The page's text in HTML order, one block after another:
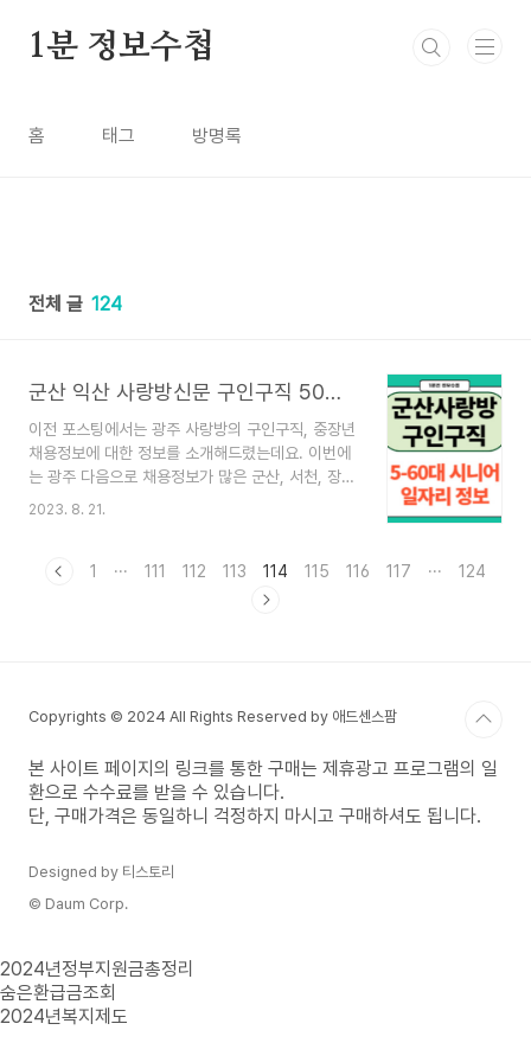
1분 정보수첩
홈 태그 방명록
전체 글 124
군산 익산 사랑방신문 구인구직 50대 60대 일자리정보(서천 장항)
이전 포스팅에서는 광주 사랑방의 구인구직, 중장년
채용정보에 대한 정보를 소개해드렸는데요. 이번에
는 광주 다음으로 채용정보가 많은 군산, 서천, 장
항, 익산의 사랑방신문 구인구직 정보와 군산에서
종이신문 그대로 보기를 원하시는 분들이 많은데 아
래 한달치의 종이신문을 볼 수 있는 방법도 안내드
있는 전라도 최대의 포털 사이트입니다. 광주에서
업을 찾기 위해 광주 ..
2023. 8. 21.
1 ··· 111 112 113 114 115 116 117 ··· 124
Copyrights © 2024 All Rights Reserved by 애드센스팜
본 사이트 페이지의 링크를 통한 구매는 제휴광고 프로그램의 일
환으로 수수료를 받을 수 있습니다.
단, 구매가격은 동일하니 걱정하지 마시고 구매하셔도 됩니다.
Designed by 티스토리
© Daum Corp.
2024년정부지원금총정리
숨은환급금조회
2024년복지제도